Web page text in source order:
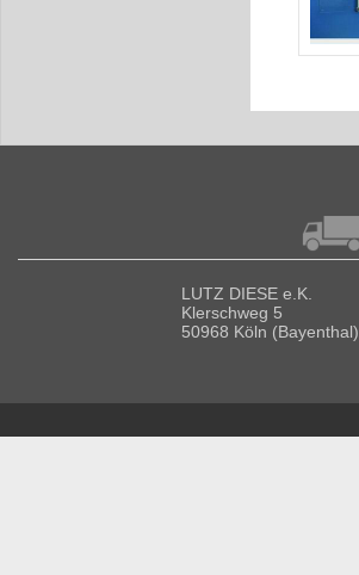
LUTZ DIESE e.K.
Klerschweg 5
50968 Köln (Bayenthal)